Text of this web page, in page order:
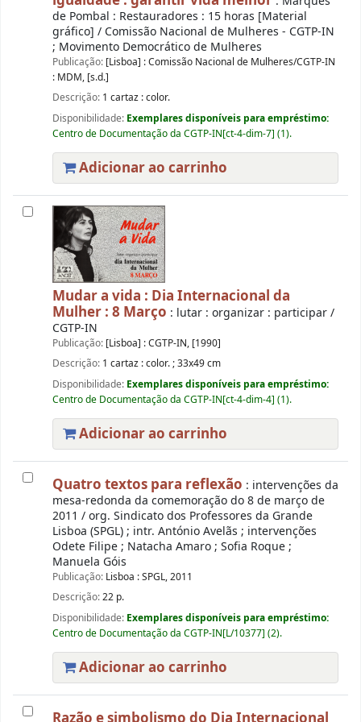
de Pombal : Restauradores : 15 horas [Material
gráfico] / Comissão Nacional de Mulheres - CGTP-IN
; Movimento Democrático de Mulheres
Publicação: [Lisboa] : Comissão Nacional de Mulheres/CGTP-IN
: MDM, [s.d.]
Descrição: 1 cartaz : color.
Disponibilidade: Exemplares disponíveis para empréstimo:
Centro de Documentação da CGTP-IN[ct-4-dim-7] (1).
Adicionar ao carrinho
Mudar a vida : Dia Internacional da
Mulher : 8 Março : lutar : organizar : participar /
CGTP-IN
Publicação: [Lisboa] : CGTP-IN, [1990]
Descrição: 1 cartaz : color. ; 33x49 cm
Disponibilidade: Exemplares disponíveis para empréstimo:
Centro de Documentação da CGTP-IN[ct-4-dim-4] (1).
Adicionar ao carrinho
Quatro textos para reflexão : intervenções da
mesa-redonda da comemoração do 8 de março de
2011 / org. Sindicato dos Professores da Grande
Lisboa (SPGL) ; intr. António Avelãs ; intervenções
Odete Filipe ; Natacha Amaro ; Sofia Roque ;
Manuela Góis
Publicação: Lisboa : SPGL, 2011
Descrição:22 p.
Disponibilidade: Exemplares disponíveis para empréstimo:
Centro de Documentação da CGTP-IN[L/10377] (2).
Adicionar ao carrinho